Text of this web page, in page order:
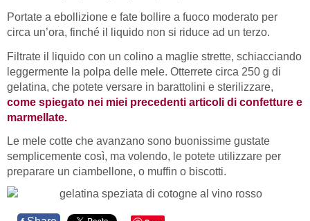
Portate a ebollizione e fate bollire a fuoco moderato per
circa un’ora, finché il liquido non si riduce ad un terzo.
Filtrate il liquido con un colino a maglie strette, schiacciando
leggermente la polpa delle mele. Otterrete circa 250 g di
gelatina, che potete versare in barattolini e sterilizzare,
come spiegato nei miei precedenti articoli di confetture e
marmellate.
Le mele cotte che avanzano sono buonissime gustate
semplicemente così, ma volendo, le potete utilizzare per
preparare un ciambellone, o muffin o biscotti.